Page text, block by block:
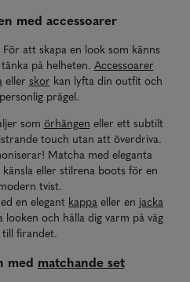
med accessoarer
att skapa en look som känns
på helheten. Accessoarer
eller skor kan lyfta din outfit och
prägel.
som örhängen eller ett subtilt
touch utan att överdriva.
Matcha med eleganta
eller stilrena boots för en
tvist.
en elegant kappa eller en jacka
och hålla dig varm på väg
till firandet.
med matchande set